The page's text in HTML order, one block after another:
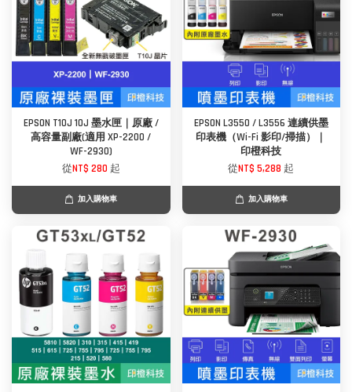
EPSON T10J 10J 墨水匣｜原廠 /
高容量副廠(適用 XP-2200 /
WF-2930)
從NT$ 280 起
加入購物車
EPSON L3550 / L3556 連續供墨
印表機（Wi-Fi 影印/掃描）｜
印橙科技
從NT$ 5,288 起
加入購物車